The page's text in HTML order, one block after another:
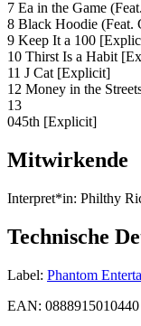
7 Ea in the Game
8 Black Hoodie
9 Keep It a 100
10 Thirst Is a Habit
11 J Cat [Explicit]
12 Money in the
13
045th [Explicit]
Mitwirkende
Interpret*in: Philthy
Technische
Label: Phantom
EAN: 0888915010440